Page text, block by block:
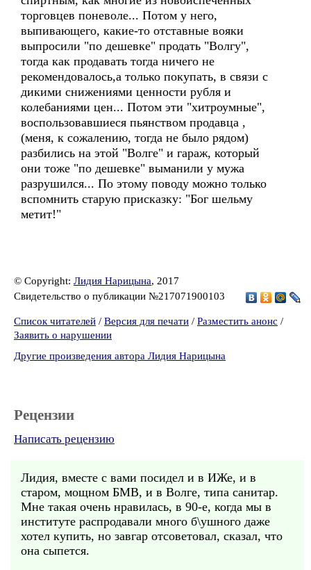
торговцев поневоле... Потом у него,
выпивающего, какие-то отставные вояки
выпросили "по дешевке" продать "Волгу",
тогда как продавать тогда ничего не
рекомендовалось,а только покупать, в связи с
дикими снижениями ценности рубля и
колебаниями цен... Потом эти "хитроумные",
воспользовавшиеся пьянством продавца ,
(меня, к сожалению, тогда не было рядом)
разбились на этой "Волге" и гараж, который
они тоже "по дешевке" выманили у мужа
разрушился... По этому поводу можно только
вспомнить старую присказку: "Бог шельму
метит!"
© Copyright: Лидия Нарицына, 2017
Свидетельство о публикации №217071900103
Список читателей / Версия для печати / Разместить анонс /
Заявить о нарушении
Другие произведения автора Лидия Нарицына
Рецензии
Написать рецензию
Лидия, вместе с вами посидел и в ИЖе, и в
старом, мощном БМВ, и в Волге, типа санитар.
Мне такая очень нравилась, в 90-е, когда мы в
институте распродавали много б\ушного даже
хотел купить, но завгар отсоветовал, сказал, что
она сыпется.